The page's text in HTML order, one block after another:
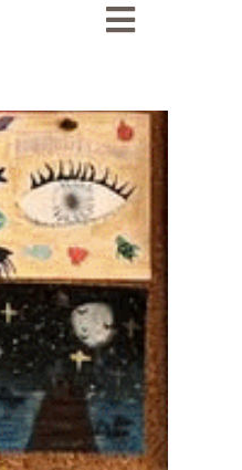
École
Collège
Lycée
Internat
Tarifs
Inscriptions